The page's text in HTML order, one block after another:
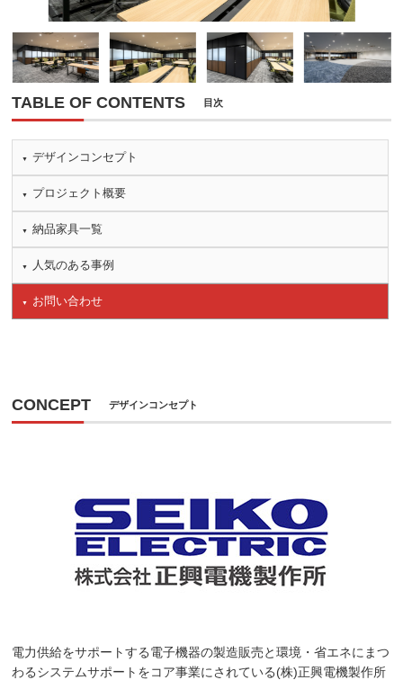
TABLE OF CONTENTS 目次
デザインコンセプト
プロジェクト概要
納品家具一覧
人気のある事例
お問い合わせ
CONCEPT デザインコンセプト
電力供給をサポートする電子機器の製造販売と環境・省エネにまつ
わるシステムサポートをコア事業にされている(株)正興電機製作所